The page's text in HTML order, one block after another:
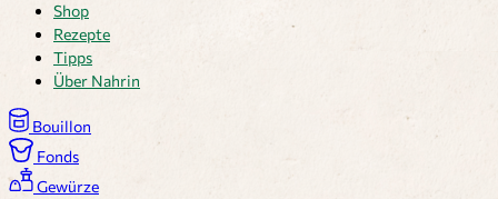
Shop
Rezepte
Tipps
Über Nahrin
Bouillon
Fonds
Gewürze